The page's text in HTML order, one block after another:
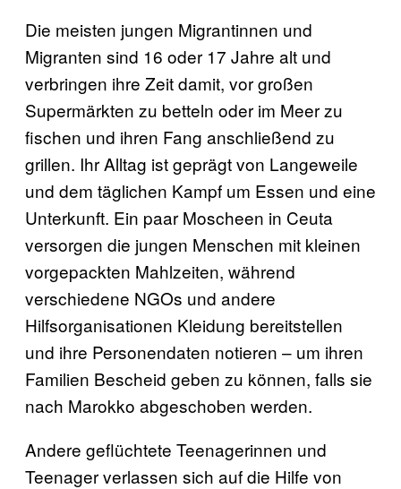
Die meisten jungen Migrantinnen und
Migranten sind 16 oder 17 Jahre alt und
verbringen ihre Zeit damit, vor großen
Supermärkten zu betteln oder im Meer zu
fischen und ihren Fang anschließend zu
grillen. Ihr Alltag ist geprägt von Langeweile
und dem täglichen Kampf um Essen und eine
Unterkunft. Ein paar Moscheen in Ceuta
versorgen die jungen Menschen mit kleinen
vorgepackten Mahlzeiten, während
verschiedene NGOs und andere
Hilfsorganisationen Kleidung bereitstellen
und ihre Personendaten notieren – um ihren
Familien Bescheid geben zu können, falls sie
nach Marokko abgeschoben werden.
Andere geflüchtete Teenagerinnen und
Teenager verlassen sich auf die Hilfe von